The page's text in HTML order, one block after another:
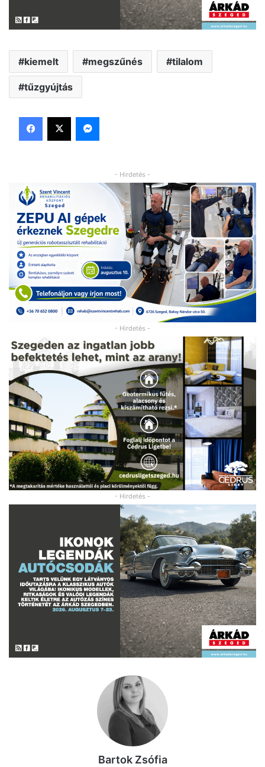
kiemelt megszűnés tilalom
tűzgyújtás
Facebook
X Messenger
- Hirdetés -
- Hirdetés -
- Hirdetés -
Bartok Zsófia